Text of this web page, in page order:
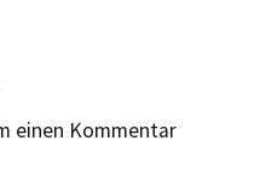
einen Kommentar